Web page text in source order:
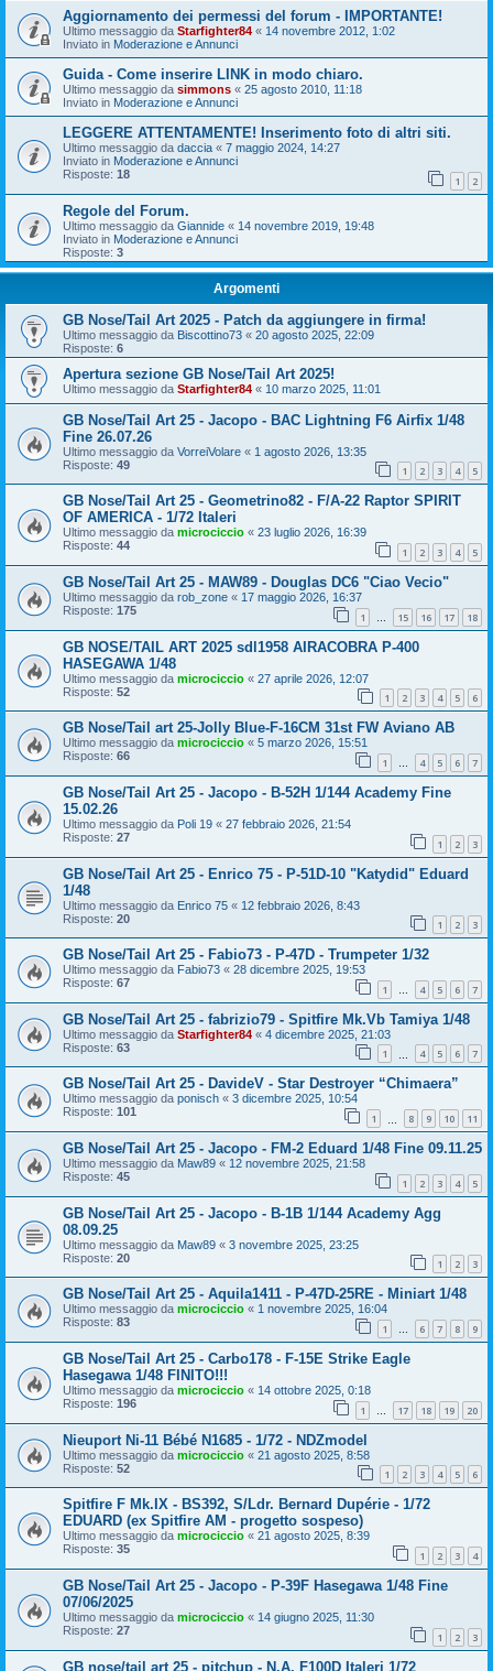
Aggiornamento dei permessi del forum - IMPORTANTE!
Ultimo messaggio da Starfighter84 « 14 novembre 2012, 1:02
Inviato in Moderazione e Annunci
Guida - Come inserire LINK in modo chiaro.
Ultimo messaggio da simmons « 25 agosto 2010, 11:18
Inviato in Moderazione e Annunci
LEGGERE ATTENTAMENTE! Inserimento foto di altri siti.
Ultimo messaggio da daccia « 7 maggio 2024, 14:27
Inviato in Moderazione e Annunci
Risposte: 18 1 2
Regole del Forum.
Ultimo messaggio da Giannide « 14 novembre 2019, 19:48
Inviato in Moderazione e Annunci
Risposte: 3
Argomenti
GB Nose/Tail Art 2025 - Patch da aggiungere in firma!
Ultimo messaggio da Biscottino73 « 20 agosto 2025, 22:09
Risposte: 6
Apertura sezione GB Nose/Tail Art 2025!
Ultimo messaggio da Starfighter84 « 10 marzo 2025, 11:01
GB Nose/Tail Art 25 - Jacopo - BAC Lightning F6 Airfix 1/48
Fine 26.07.26
Ultimo messaggio da VorreiVolare « 1 agosto 2026, 13:35
Risposte: 49 1 2 3 4 5
GB Nose/Tail Art 25 - Geometrino82 - F/A-22 Raptor SPIRIT
OF AMERICA - 1/72 Italeri
Ultimo messaggio da microciccio « 23 luglio 2026, 16:39
Risposte: 44 1 2 3 4 5
GB Nose/Tail Art 25 - MAW89 - Douglas DC6 "Ciao Vecio"
Ultimo messaggio da rob_zone « 17 maggio 2026, 16:37
Risposte: 175 1 … 15 16 17 18
GB NOSE/TAIL ART 2025 sdl1958 AIRACOBRA P-400
HASEGAWA 1/48
Ultimo messaggio da microciccio « 27 aprile 2026, 12:07
Risposte: 52 1 2 3 4 5 6
GB Nose/Tail art 25-Jolly Blue-F-16CM 31st FW Aviano AB
Ultimo messaggio da microciccio « 5 marzo 2026, 15:51
Risposte: 66 1 … 4 5 6 7
GB Nose/Tail Art 25 - Jacopo - B-52H 1/144 Academy Fine
15.02.26
Ultimo messaggio da Poli 19 « 27 febbraio 2026, 21:54
Risposte: 27 1 2 3
GB Nose/Tail Art 25 - Enrico 75 - P-51D-10 "Katydid" Eduard
1/48
Ultimo messaggio da Enrico 75 « 12 febbraio 2026, 8:43
Risposte: 20 1 2 3
GB Nose/Tail Art 25 - Fabio73 - P-47D - Trumpeter 1/32
Ultimo messaggio da Fabio73 « 28 dicembre 2025, 19:53
Risposte: 67 1 … 4 5 6 7
GB Nose/Tail Art 25 - fabrizio79 - Spitfire Mk.Vb Tamiya 1/48
Ultimo messaggio da Starfighter84 « 4 dicembre 2025, 21:03
Risposte: 63 1 4 5 6 7
GB Nose/Tail Art 25 - DavideV - Star Destroyer “Chimaera”
Ultimo messaggio da ponisch « 3 dicembre 2025, 10:54
Risposte: 101 1 8 9 10 11
GB Nose/Tail Art 25 - Jacopo - FM-2 Eduard 1/48 Fine 09.11.25
Ultimo messaggio da Maw89 « 12 novembre 2025, 21:58
Risposte: 45 1 2 3 4 5
GB Nose/Tail Art 25 - Jacopo - B-1B 1/144 Academy Agg
08.09.25
Ultimo messaggio da Maw89 « 3 novembre 2025, 23:25
Risposte: 20 1 2 3
GB Nose/Tail Art 25 - Aquila1411 - P-47D-25RE - Miniart 1/48
Ultimo messaggio da microciccio « 1 novembre 2025, 16:04
Risposte: 83 1 … 6 7 8 9
GB Nose/Tail Art 25 - Carbo178 - F-15E Strike Eagle
Hasegawa 1/48 FINITO!!!
Ultimo messaggio da microciccio « 14 ottobre 2025, 0:18
Risposte: 196 1 … 17 18 19 20
Nieuport Ni-11 Bébé N1685 - 1/72 - NDZmodel
Ultimo messaggio da microciccio « 21 agosto 2025, 8:58
Risposte: 52 1 2 3 4 5 6
Spitfire F Mk.IX - BS392, S/Ldr. Bernard Dupérie - 1/72
EDUARD (ex Spitfire AM - progetto sospeso)
Ultimo messaggio da microciccio « 21 agosto 2025, 8:39
Risposte: 35 1 2 3 4
GB Nose/Tail Art 25 - Jacopo - P-39F Hasegawa 1/48 Fine
07/06/2025
Ultimo messaggio da microciccio « 14 giugno 2025, 11:30
Risposte: 27 1 2 3
GB nose/tail art 25 - pitchup - N.A. F100D Italeri 1/72